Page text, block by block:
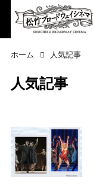
ホーム 人気記事
人気記事